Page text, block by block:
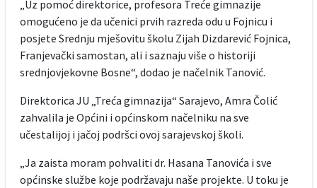
„Uz pomoć direktorice, profesora Treće gimnazije
omogućeno je da učenici prvih razreda odu u Fojnicu i
posjete Srednju mješovitu školu Zijah Dizdarević Fojnica,
Franjevački samostan, ali i saznaju više o historiji
srednjovjekovne Bosne“, dodao je načelnik Tanović.
Direktorica JU „Treća gimnazija“ Sarajevo, Amra Čolić
zahvalila je Općini i općinskom načelniku na sve
učestalijoj i jačoj podršci ovoj sarajevskoj školi.
„Ja zaista moram pohvaliti dr. Hasana Tanovića i sve
općinske službe koje podržavaju naše projekte. U toku je